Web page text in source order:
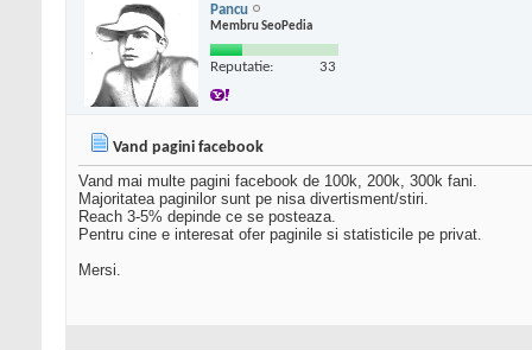
Pancu
Membru SeoPedia
Reputatie: 33
Vand pagini facebook
Vand mai multe pagini facebook de 100k, 200k, 300k fani.
Majoritatea paginilor sunt pe nisa divertisment/stiri.
Reach 3-5% depinde ce se posteaza.
Pentru cine e interesat ofer paginile si statisticile pe privat.
Mersi.